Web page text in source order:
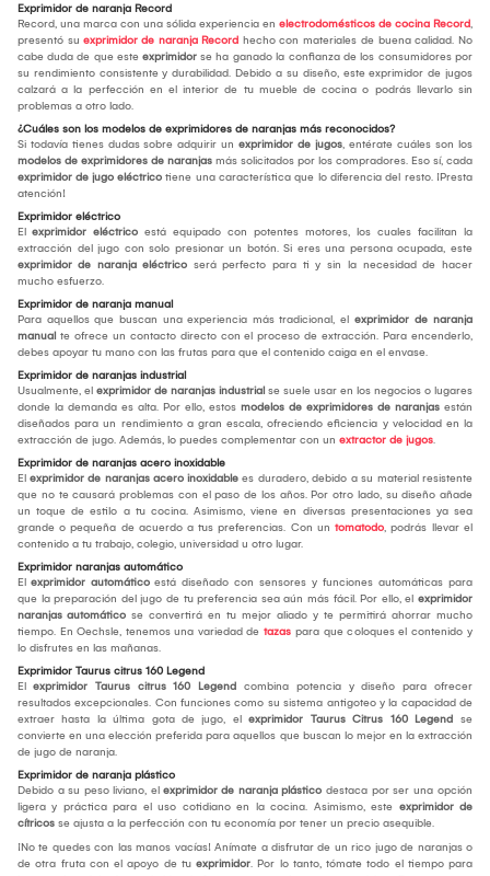
Exprimidor de naranja Record
Record, una marca con una sólida experiencia en electrodomésticos de cocina Record,
presentó su exprimidor de naranja Record hecho con materiales de buena calidad. No
cabe duda de que este exprimidor se ha ganado la confianza de los consumidores por
su rendimiento consistente y durabilidad. Debido a su diseño, este exprimidor de jugos
calzará a la perfección en el interior de tu mueble de cocina o podrás llevarlo sin
problemas a otro lado.
¿Cuáles son los modelos de exprimidores de naranjas más reconocidos?
Si todavía tienes dudas sobre adquirir un exprimidor de jugos, entérate cuáles son los
modelos de exprimidores de naranjas más solicitados por los compradores. Eso sí, cada
exprimidor de jugo eléctrico tiene una característica que lo diferencia del resto. ¡Presta
atención!
Exprimidor eléctrico
El exprimidor eléctrico está equipado con potentes motores, los cuales facilitan la
extracción del jugo con solo presionar un botón. Si eres una persona ocupada, este
exprimidor de naranja eléctrico será perfecto para ti y sin la necesidad de hacer
mucho esfuerzo.
Exprimidor de naranja manual
Para aquellos que buscan una experiencia más tradicional, el exprimidor de naranja
manual te ofrece un contacto directo con el proceso de extracción. Para encenderlo,
debes apoyar tu mano con las frutas para que el contenido caiga en el envase.
Exprimidor de naranjas industrial
Usualmente, el exprimidor de naranjas industrial se suele usar en los negocios o lugares
donde la demanda es alta. Por ello, estos modelos de exprimidores de naranjas están
diseñados para un rendimiento a gran escala, ofreciendo eficiencia y velocidad en la
extracción de jugo. Además, lo puedes complementar con un extractor de jugos.
Exprimidor de naranjas acero inoxidable
El exprimidor de naranjas acero inoxidable es duradero, debido a su material resistente
que no te causará problemas con el paso de los años. Por otro lado, su diseño añade
un toque de estilo a tu cocina. Asimismo, viene en diversas presentaciones ya sea
grande o pequeña de acuerdo a tus preferencias. Con un tomatodo, podrás llevar el
contenido a tu trabajo, colegio, universidad u otro lugar.
Exprimidor naranjas automático
El exprimidor automático está diseñado con sensores y funciones automáticas para
que la preparación del jugo de tu preferencia sea aún más fácil. Por ello, el exprimidor
naranjas automático se convertirá en tu mejor aliado y te permitirá ahorrar mucho
tiempo. En Oechsle, tenemos una variedad de tazas para que coloques el contenido y
lo disfrutes en las mañanas.
Exprimidor Taurus citrus 160 Legend
El exprimidor Taurus citrus 160 Legend combina potencia y diseño para ofrecer
resultados excepcionales. Con funciones como su sistema antigoteo y la capacidad de
extraer hasta la última gota de jugo, el exprimidor Taurus Citrus 160 Legend se
convierte en una elección preferida para aquellos que buscan lo mejor en la extracción
de jugo de naranja.
Exprimidor de naranja plástico
Debido a su peso liviano, el exprimidor de naranja plástico destaca por ser una opción
ligera y práctica para el uso cotidiano en la cocina. Asimismo, este exprimidor de
cítricos se ajusta a la perfección con tu economía por tener un precio asequible.
¡No te quedes con las manos vacías! Anímate a disfrutar de un rico jugo de naranjas o
de otra fruta con el apoyo de tu exprimidor. Por lo tanto, tómate todo el tiempo para